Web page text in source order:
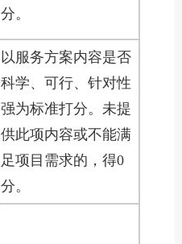
分。
以服务方案内容是否
科学、可行、针对性
强为标准打分。未提
供此项内容或不能满
足项目需求的，得0
分。